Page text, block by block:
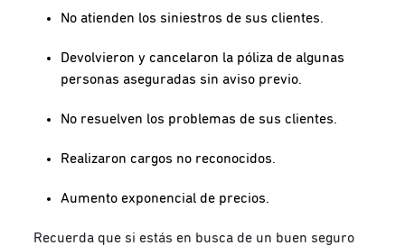
No atienden los siniestros de sus clientes.
Devolvieron y cancelaron la póliza de algunas
personas aseguradas sin aviso previo.
No resuelven los problemas de sus clientes.
Realizaron cargos no reconocidos.
Aumento exponencial de precios.
Recuerda que si estás en busca de un buen seguro